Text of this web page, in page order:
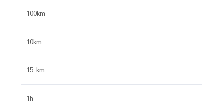
100km
10km
15 km
1h